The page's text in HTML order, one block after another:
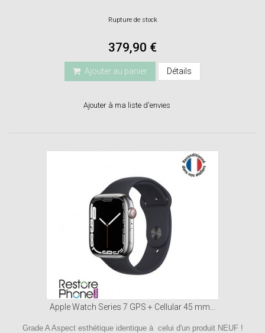
Rupture de stock
379,90 €
Ajouter au panier Détails
Ajouter à ma liste d'envies
Apple Watch Series 7 GPS + Cellular 45 mm...
Grade A Aspect esthétique identique à celui d'un produit NEUF !